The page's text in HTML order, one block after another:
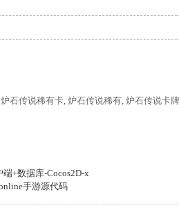
炉石传说稀有卡, 炉石传说稀有, 炉石传说卡
端+数据库-Cocos2D-x
手游源代码